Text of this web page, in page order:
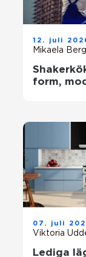
12. juli
Mikaela
Shakerkök
form,
07. juli
Viktoria
Lediga